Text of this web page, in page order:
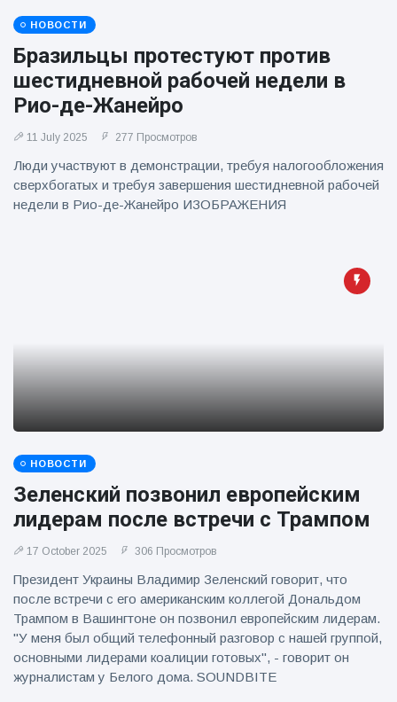
НОВОСТИ
Бразильцы протестуют против
шестидневной рабочей недели в
Рио-де-Жанейро
11 July 2025 277 Просмотров
Люди участвуют в демонстрации, требуя налогообложения
сверхбогатых и требуя завершения шестидневной рабочей
недели в Рио-де-Жанейро ИЗОБРАЖЕНИЯ
НОВОСТИ
Зеленский позвонил европейским
лидерам после встречи с Трампом
17 October 2025 306 Просмотров
Президент Украины Владимир Зеленский говорит, что
после встречи с его американским коллегой Дональдом
Трампом в Вашингтоне он позвонил европейским лидерам.
"У меня был общий телефонный разговор с нашей группой,
основными лидерами коалиции готовых", - говорит он
журналистам у Белого дома. SOUNDBITE